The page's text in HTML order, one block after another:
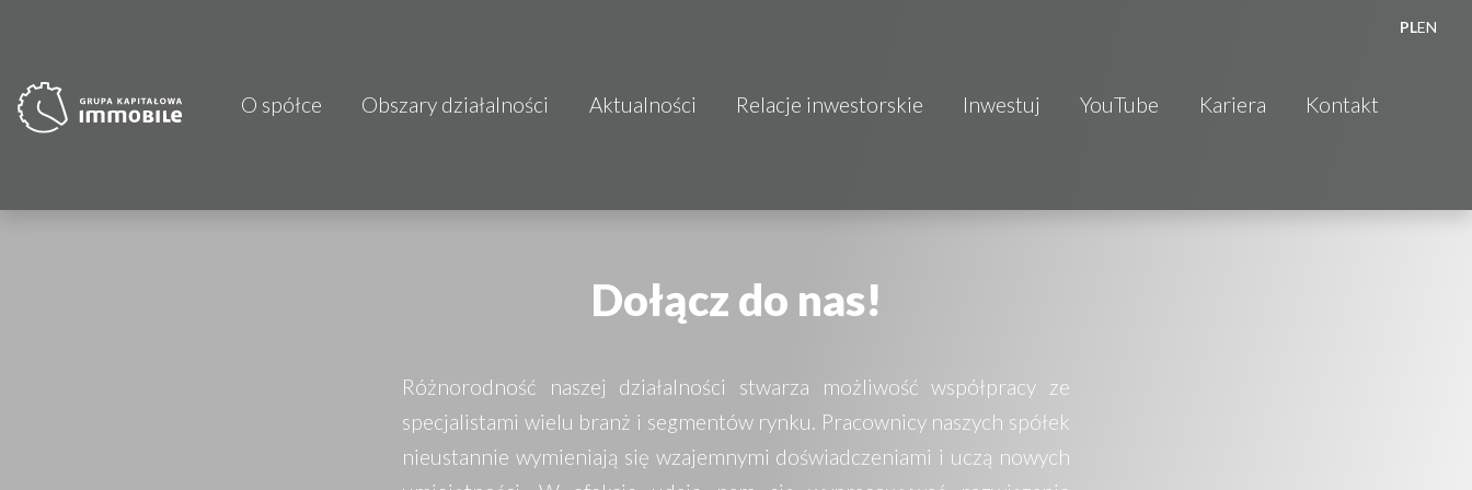
O spółce Obszary działalności
CDI KB Sp. z o.o.
Projprzem Budownictwo
Fundacja Immo
Aktualności Relacje inwestorskie Inwestuj YouTube Kariera Kontakt
PLEN
Dołącz do nas!
Różnorodność naszej działalności stwarza możliwość współpracy ze
specjalistami wielu branż i segmentów rynku. Pracownicy naszych spółek
nieustannie wymieniają się wzajemnymi doświadczeniami i uczą nowych